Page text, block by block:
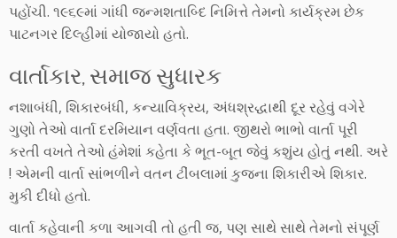
પહોંચી. ૧૯૬૯માં ગાંધી જન્મશતાબ્દિ નિમિત્તે તેમનો કાર્યક્રમ છેક
પાટનગર દિલ્હીમાં યોજાયો હતો.
વાર્તાકાર, સમાજ સુધારક
નશાબંધી, શિકારબંધી, કન્યાવિક્રય, અંધશ્રદ્ધાથી દૂર રહેવું વગેરે
ગુણો તેઓ વાર્તા દરમિયાન વર્ણવતા હતા. જીથરો ભાભો વાર્તા પૂરી
કરતી વખતે તેઓ હંમેશાં કહેતા કે ભૂત-બૂત જેવું કશુંય હોતું નથી. અરે
! એમની વાર્તા સાંભળીને વતન ટીંબલામાં કુજના શિકારીએ શિકાર.
મુકી દીધો હતો.
વાર્તા કહેવાની કળા આગવી તો હતી જ, પણ સાથે સાથે તેમનો સંપૂર્ણ